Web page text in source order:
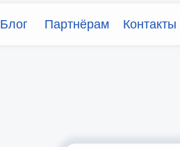
Блог Партнёрам Контакты